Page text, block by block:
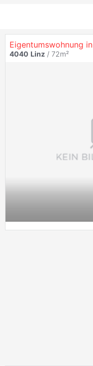
Eigentumswohnung in
4040 Linz / 72m²